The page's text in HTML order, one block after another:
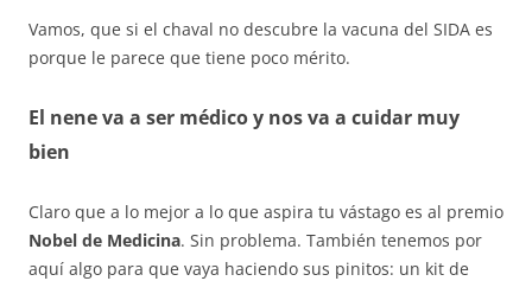
Vamos, que si el chaval no descubre la vacuna del SIDA es
porque le parece que tiene poco mérito.
El nene va a ser médico y nos va a cuidar muy
bien
Claro que a lo mejor a lo que aspira tu vástago es al premio
Nobel de Medicina. Sin problema. También tenemos por
aquí algo para que vaya haciendo sus pinitos: un kit de